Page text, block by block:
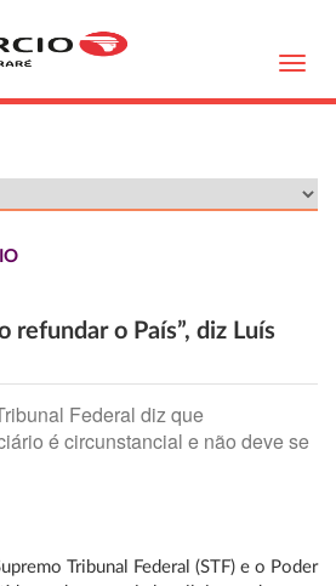
refundar o País”, diz Luís
Federal diz que
é circunstancial e não deve se
Tribunal Federal (STF) e o Poder